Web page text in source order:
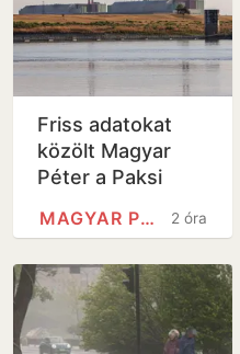
Friss adatokat
közölt Magyar
Péter a Paksi
2 óra
MAGYAR PÉTER